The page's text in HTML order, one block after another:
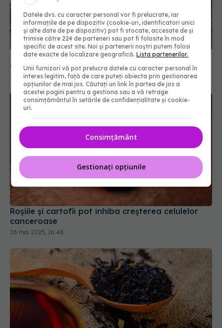
10 plante medicinale utile pentru stres și
anxietate. Trebuie să le consumi dupa 35 de ani
11 ian 2025, 15:14
Roșiile și cartofii pot inhiba creșterea celulelor
canceroase
Bea asta zilnic și trăiești mai mult. Băutura banală
Datele dvs. cu caracter personal vor fi prelucrate, iar
informațiile de pe dispozitiv (cookie-uri, identificatori unici
și alte date de pe dispozitiv) pot fi stocate, accesate de și
trimise către 224 de parteneri sau pot fi folosite în mod
specific de acest site. Noi și partenerii noștri putem folosi
date exacte de localizare geografică.Lista partenerilor.
Unii furnizori vă pot prelucra datele cu caracter personal în
interes legitim, față de care puteți obiecta prin gestionarea
opțiunilor de mai jos. Căutați un link în partea de jos a
acestei pagini pentru a gestiona sau a vă retrage
consimțământul în setările de confidențialitate și cookie-
uri.
Consimțământ
Gestionați opțiunile